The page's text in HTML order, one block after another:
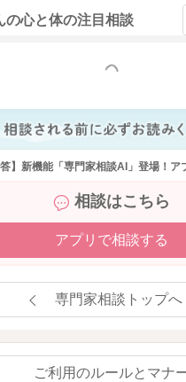
の心と体の注目相談
もっと見る
】新機能「専門家相談AI」登場！ア
相談はこちら
アプリで相談する
専門家相談トップ
ご利用のルールとマナ